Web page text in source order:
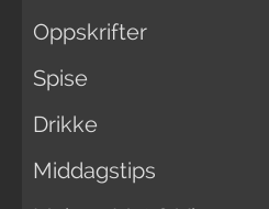
Oppskrifter
Spise
Drikke
Middagstips